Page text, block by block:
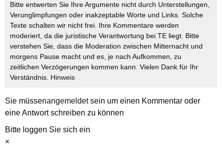
Bitte entwerten Sie Ihre Argumente nicht durch Unterstellungen,
Verunglimpfungen oder inakzeptable Worte und Links. Solche
Texte schalten wir nicht frei. Ihre Kommentare werden
moderiert, da die juristische Verantwortung bei TE liegt. Bitte
verstehen Sie, dass die Moderation zwischen Mitternacht und
morgens Pause macht und es, je nach Aufkommen, zu
zeitlichen Verzögerungen kommen kann. Vielen Dank für Ihr
Verständnis. Hinweis
Sie müssenangemeldetsein um einen Kommentar oder
eine Antwort schreiben zu können
Bitte loggen Sie sich ein
×